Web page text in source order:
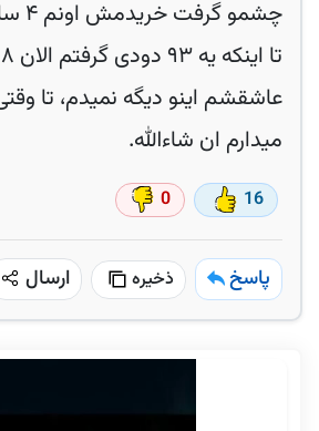
چشمو گرفت خریدمش اونم ۴ سالی داشتم
تا اینکه یه ۹۳ دودی گرفتم الان ۸ ساله با منه
عاشقشم اینو دیگه نمیدم، تا
میدارم ان شاءالله.
16
0
پاسخ ذخیره ارسال